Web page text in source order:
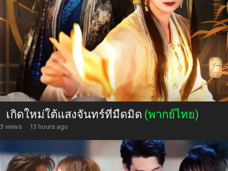
เกิดใหม่ใต้แสงจันทร์ที่มืดมิด (พากย์ไทย)
3 views · 13 hours ago